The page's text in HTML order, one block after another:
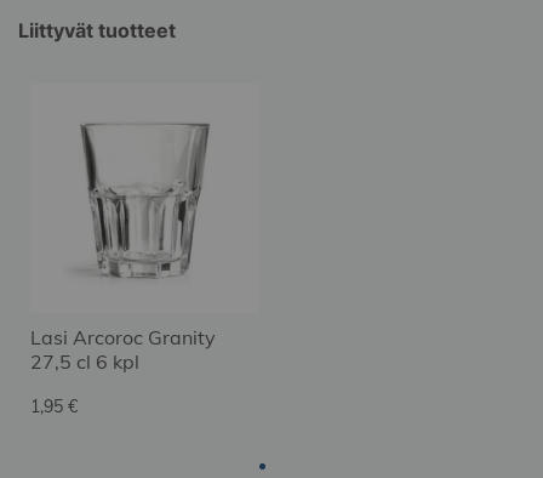
Liittyvät tuotteet
Lasi Arcoroc Granity
27,5 cl 6 kpl
1,95 €